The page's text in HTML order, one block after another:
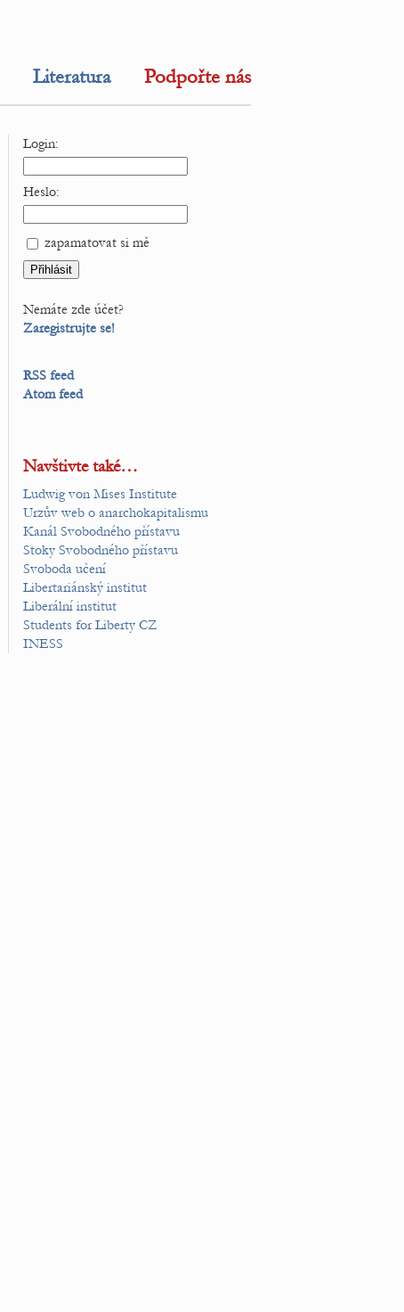
Literatura Podpořte nás
Login:
Heslo:
zapamatovat si mě
Nemáte zde účet?
Zaregistrujte se!
RSS feed
Atom feed
Navštivte také…
Ludwig von Mises Institute
Urzův web o anarchokapitalismu
Kanál Svobodného přístavu
Stoky Svobodného přístavu
Svoboda učení
Libertariánský institut
Liberální institut
Students for Liberty CZ
INESS